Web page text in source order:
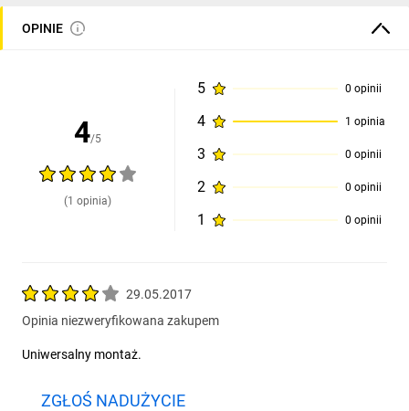
OPINIE
4/5
(1 opinia)
5 0 opinii
4 1 opinia
3 0 opinii
2 0 opinii
1 0 opinii
29.05.2017
Opinia niezweryfikowana zakupem
Uniwersalny montaż.
ZGŁOŚ NADUŻYCIE